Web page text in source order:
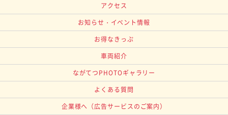
アクセス
お知らせ・イベント情報
お得なきっぷ
車両紹介
ながてつPHOTOギャラリー
よくある質問
企業様へ （広告サービスのご案内）